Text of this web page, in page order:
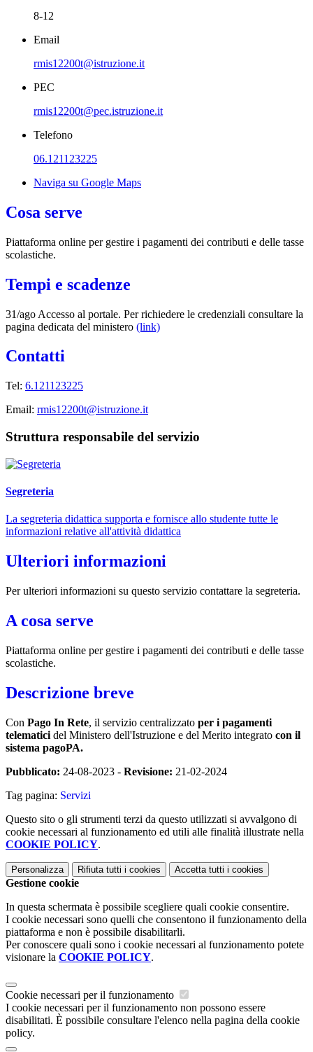
8-12
Email
rmis12200t@istruzione.it
PEC
rmis12200t@pec.istruzione.it
Telefono
06.121123225
Naviga su Google Maps
Cosa serve
Piattaforma online per gestire i pagamenti dei contributi e delle tasse
scolastiche.
Tempi e scadenze
31/ago Accesso al portale. Per richiedere le credenziali consultare la
pagina dedicata del ministero (link)
Contatti
Tel: 6.121123225
Email: rmis12200t@istruzione.it
Struttura responsabile del servizio
Segreteria
La segreteria didattica supporta e fornisce allo studente tutte le
informazioni relative all'attività didattica
Ulteriori informazioni
Per ulteriori informazioni su questo servizio contattare la segreteria.
A cosa serve
Piattaforma online per gestire i pagamenti dei contributi e delle tasse
scolastiche.
Descrizione breve
Con Pago In Rete, il servizio centralizzato per i pagamenti
telematici del Ministero dell'Istruzione e del Merito integrato con il
sistema pagoPA.
Pubblicato: 24-08-2023 - Revisione: 21-02-2024
Tag pagina: Servizi
Questo sito o gli strumenti terzi da questo utilizzati si avvalgono di
cookie necessari al funzionamento ed utili alle finalità illustrate nella
COOKIE POLICY.
Personalizza Rifiuta tutti i cookies Accetta tutti i cookies
Gestione cookie
In questa schermata è possibile scegliere quali cookie consentire.
I cookie necessari sono quelli che consentono il funzionamento della
piattaforma e non è possibile disabilitarli.
Per conoscere quali sono i cookie necessari al funzionamento potete
visionare la COOKIE POLICY.
Cookie necessari per il funzionamento
I cookie necessari per il funzionamento non possono essere
disabilitati. È possibile consultare l'elenco nella pagina della cookie
policy.